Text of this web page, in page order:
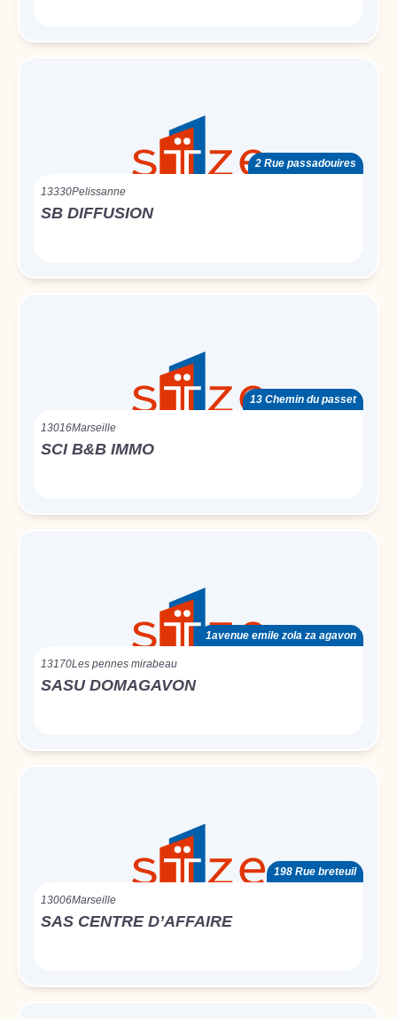
2 Rue passadouires
13330Pelissanne
SB DIFFUSION
13 Chemin du passet
13016Marseille
SCI B&B IMMO
1avenue emile zola za agavon
13170Les pennes mirabeau
SASU DOMAGAVON
198 Rue breteuil
13006Marseille
SAS CENTRE D’AFFAIRE